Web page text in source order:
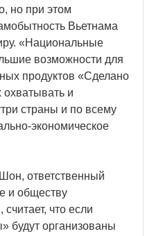
но при этом
Вьетнама
«Национальные
возможности для
продуктов «Сделано
и
страны и по всему
экономическое
ответственный
и обществу
что если
будут организованы